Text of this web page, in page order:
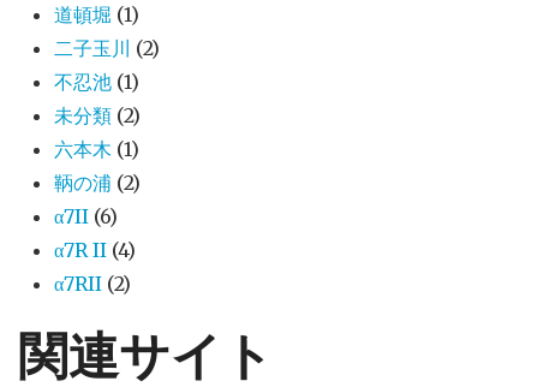
道頓堀 (1)
二子玉川 (2)
不忍池 (1)
未分類 (2)
六本木 (1)
鞆の浦 (2)
α7II (6)
α7R II (4)
α7RII (2)
関連サイト